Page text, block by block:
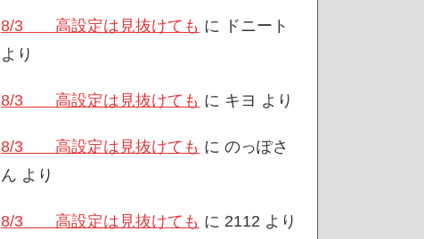
8/3 高設定は見抜けても に
ドニート
より
8/3 高設定は見抜けても に キヨ より
8/3 高設定は見抜けても に のっぽさ
ん より
8/3 高設定は見抜けても に 2112 より